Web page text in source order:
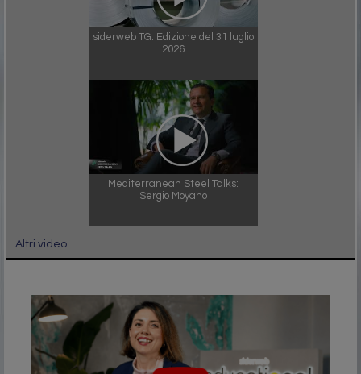
siderweb TG. Edizione del 31 luglio
2026
Mediterranean Steel Talks:
Sergio Moyano
Altri video